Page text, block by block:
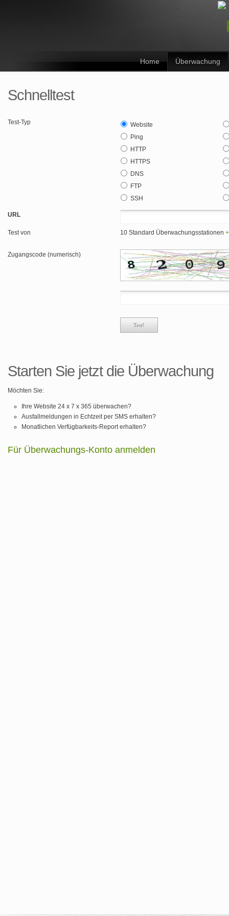
Home Überwachung
Schnelltest
Test-Typ
Website
Ping
HTTP
HTTPS
DNS
FTP
SSH
URL
Test von 10 Standard Überwachungsstationen +
Zugangscode (numerisch)
Starten Sie jetzt die Überwachung
Möchten Sie:
Ihre Website 24 x 7 x 365 überwachen?
Ausfallmeldungen in Echtzeit per SMS erhalten?
Monatlichen Verfügbarkeits-Report erhalten?
Für Überwachungs-Konto anmelden